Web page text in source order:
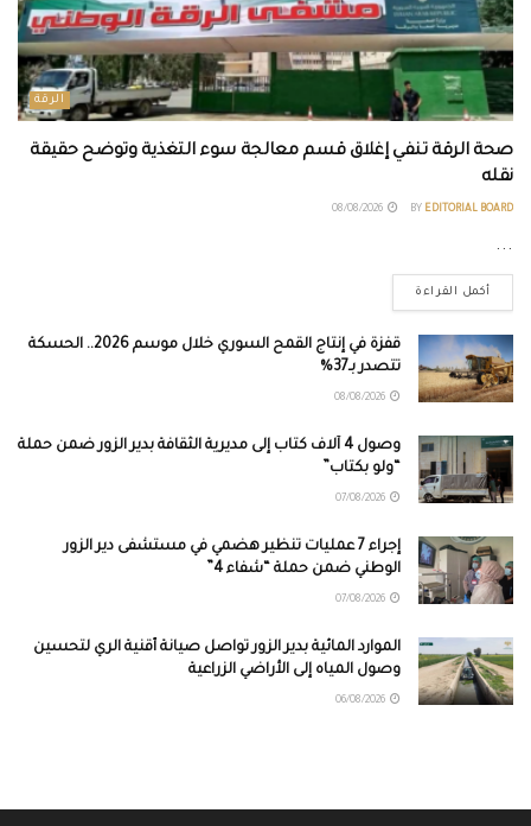
الرقة
صحة الرقة تنفي إغلاق قسم معالجة سوء التغذية وتوضح حقيقة
نقله
BY EDITORIAL BOARD
...
أكمل القراءة
قفزة في إنتاج القمح السوري خلال موسم 2026.. الحسكة
تتصدر بـ37%
وصول 4 آلاف كتاب إلى مديرية الثقافة بدير الزور ضمن حملة
“ولو بكتاب”
إجراء 7 عمليات تنظير هضمي في مستشفى دير الزور
الوطني ضمن حملة “شفاء 4”
الموارد المائية بدير الزور تواصل صيانة أقنية الري لتحسين
وصول المياه إلى الأراضي الزراعية